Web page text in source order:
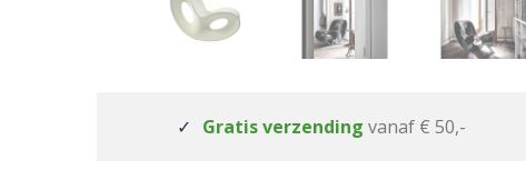
Gratis verzending vanaf € 50,-